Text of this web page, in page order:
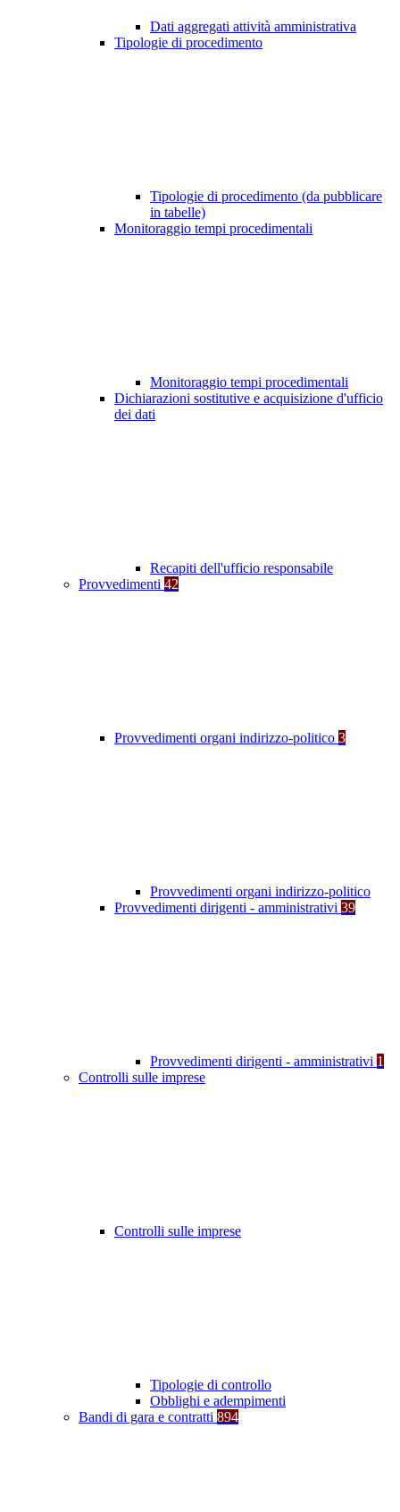
Dati aggregati attività amministrativa
Tipologie di procedimento
Tipologie di procedimento (da pubblicare
in tabelle)
Monitoraggio tempi procedimentali
Monitoraggio tempi procedimentali
Dichiarazioni sostitutive e acquisizione d'ufficio
dei dati
Recapiti dell'ufficio responsabile
Provvedimenti 42
Provvedimenti organi indirizzo-politico 3
Provvedimenti organi indirizzo-politico
Provvedimenti dirigenti - amministrativi 39
Provvedimenti dirigenti - amministrativi 1
Controlli sulle imprese
Controlli sulle imprese
Tipologie di controllo
Obblighi e adempimenti
Bandi di gara e contratti 894